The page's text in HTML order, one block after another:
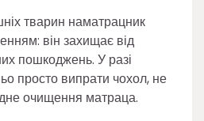
тварин наматрацник
він захищає від
пошкоджень. У разі
просто випрати чохол, не
очищення матраца.